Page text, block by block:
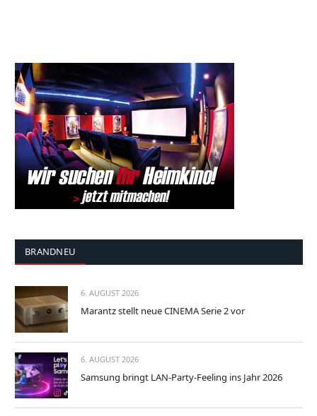
BRANDNEU
6. AUGUST 2026
Marantz stellt neue CINEMA Serie 2 vor
6. AUGUST 2026
Samsung bringt LAN-Party-Feeling ins Jahr 2026